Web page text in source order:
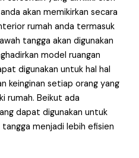
akan memikirkan secara
rumah anda termasuk
tangga akan digunakan
model ruangan
digunakan untuk hal hal
keinginan setiap orang yang
rumah. Beikut ada
dapat digunakan untuk
menjadi lebih efisien